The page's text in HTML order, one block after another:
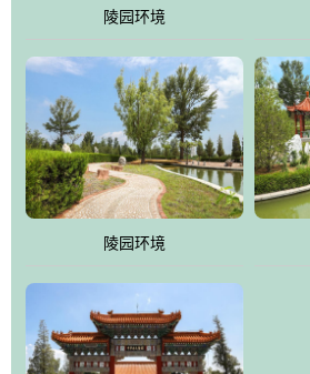
陵园环境
陵园环境